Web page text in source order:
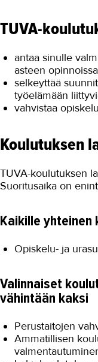
TUVA-
antaa sinulle
asteen opinnoissa
selkeyttää
työelämään
vahvistaa
Koulutuksen
TUVA-koulutuksen
Suoritusaika on
Kaikille yhteinen
Opiskelu- ja
Valinnaiset
vähintään kaksi
Perustaitojen
Ammatillisen